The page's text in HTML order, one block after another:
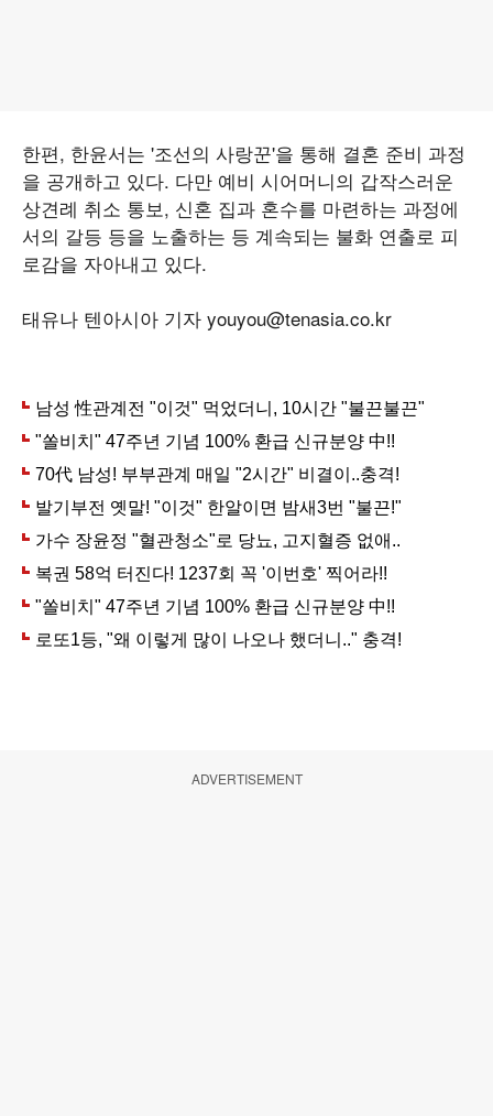
한편, 한윤서는 '조선의 사랑꾼'을 통해 결혼 준비 과정
을 공개하고 있다. 다만 예비 시어머니의 갑작스러운
상견례 취소 통보, 신혼 집과 혼수를 마련하는 과정에
서의 갈등 등을 노출하는 등 계속되는 불화 연출로 피
로감을 자아내고 있다.
태유나 텐아시아 기자 youyou@tenasia.co.kr
ADVERTISEMENT